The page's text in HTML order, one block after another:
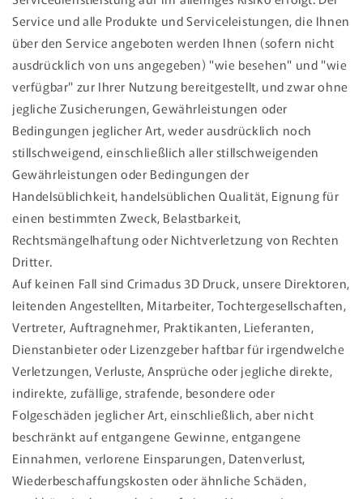
Service und alle Produkte und Serviceleistungen, die Ihnen
über den Service angeboten werden Ihnen (sofern nicht
ausdrücklich von uns angegeben) "wie besehen" und "wie
verfügbar" zur Ihrer Nutzung bereitgestellt, und zwar ohne
jegliche Zusicherungen, Gewährleistungen oder
Bedingungen jeglicher Art, weder ausdrücklich noch
stillschweigend, einschließlich aller stillschweigenden
Gewährleistungen oder Bedingungen der
Handelsüblichkeit, handelsüblichen Qualität, Eignung für
einen bestimmten Zweck, Belastbarkeit,
Rechtsmängelhaftung oder Nichtverletzung von Rechten
Dritter.
Auf keinen Fall sind Crimadus 3D Druck, unsere Direktoren,
leitenden Angestellten, Mitarbeiter, Tochtergesellschaften,
Vertreter, Auftragnehmer, Praktikanten, Lieferanten,
Dienstanbieter oder Lizenzgeber haftbar für irgendwelche
Verletzungen, Verluste, Ansprüche oder jegliche direkte,
indirekte, zufällige, strafende, besondere oder
Folgeschäden jeglicher Art, einschließlich, aber nicht
beschränkt auf entgangene Gewinne, entgangene
Einnahmen, verlorene Einsparungen, Datenverlust,
Wiederbeschaffungskosten oder ähnliche Schäden,